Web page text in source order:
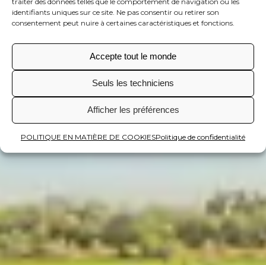
identifiants uniques sur ce site. Ne pas consentir ou retirer son
consentement peut nuire à certaines caractéristiques et fonctions.
Accepte tout le monde
Seuls les techniciens
Afficher les préférences
POLITIQUE EN MATIÈRE DE COOKIESPolitique de confidentialité